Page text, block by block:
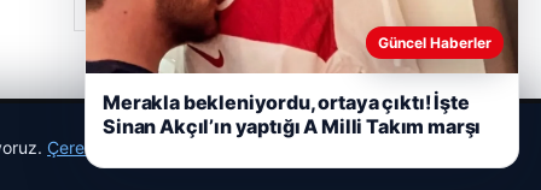
Çerez Politikamız
Güncel Haberler
Merakla bekleniyordu, ortaya çıktı! İşte
Sinan Akçıl’ın yaptığı A Milli Takım marşı